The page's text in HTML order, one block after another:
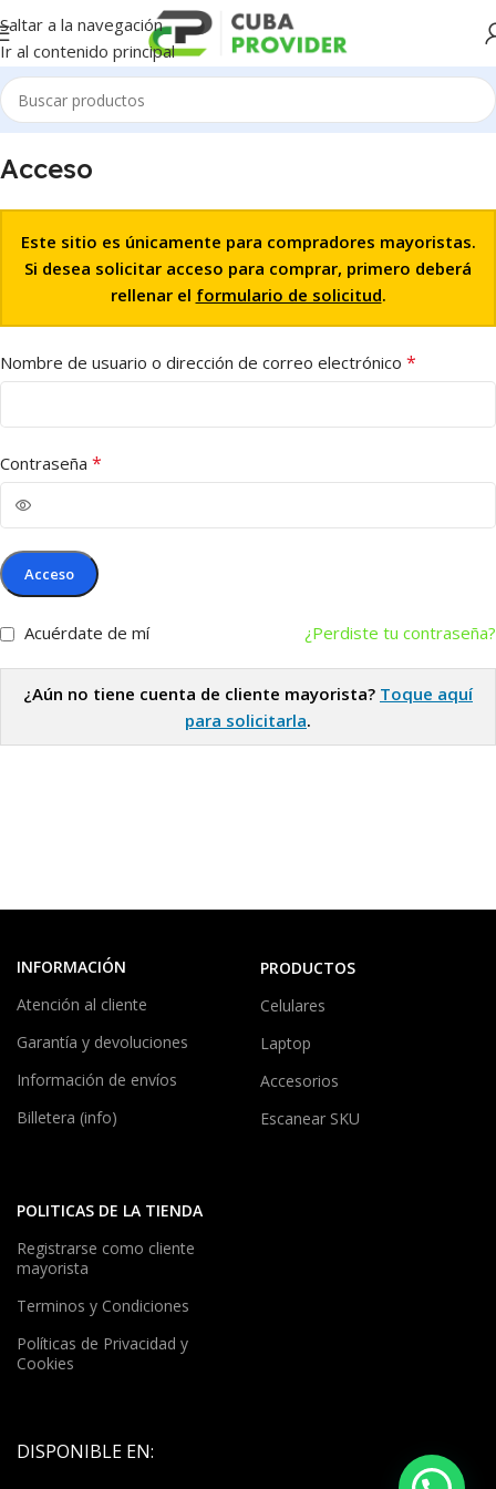
Saltar a la navegación
Ir al contenido principal
Acceso
Este sitio es únicamente para compradores mayoristas.
Si desea solicitar acceso para comprar, primero deberá
rellenar el formulario de solicitud.
Nombre de usuario o dirección de correo electrónico *
Contraseña *
Acceso
¿Perdiste tu contraseña?
Acuérdate de mí
¿Aún no tiene cuenta de cliente mayorista? Toque aquí
para solicitarla.
INFORMACIÓN
Atención al cliente
Garantía y devoluciones
Información de envíos
Billetera (info)
PRODUCTOS
Celulares
Laptop
Accesorios
Escanear SKU
POLITICAS DE LA TIENDA
Registrarse como cliente
mayorista
Terminos y Condiciones
Políticas de Privacidad y
Cookies
DISPONIBLE EN: